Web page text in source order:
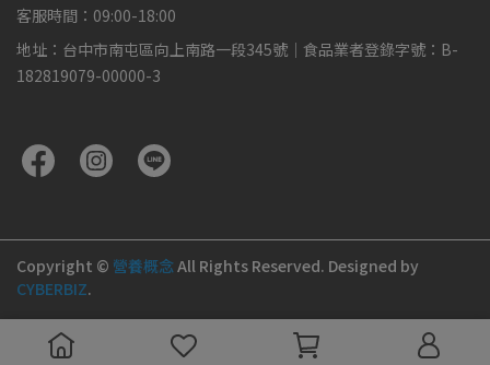
客服時間：09:00-18:00
地址：台中市南屯區向上南路一段345號｜食品業者登錄字號：B-
182819079-00000-3
Copyright © 營養概念All Rights Reserved. Designed by
CYBERBIZ.